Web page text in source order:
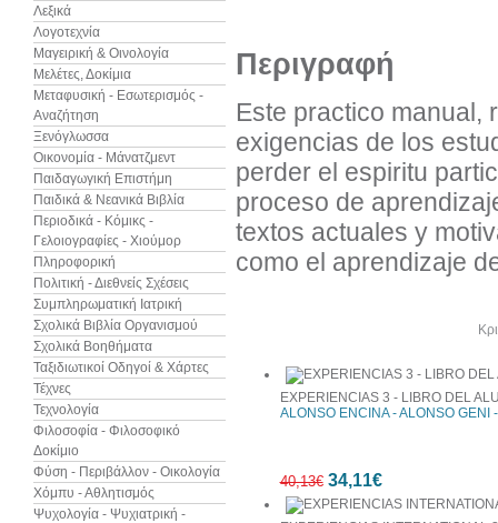
Λεξικά
Λογοτεχνία
Μαγειρική & Οινολογία
Μελέτες, Δοκίμια
Μεταφυσική - Εσωτερισμός -
Αναζήτηση
Ξενόγλωσσα
Οικονομία - Μάνατζμεντ
Παιδαγωγική Επιστήμη
Παιδικά & Νεανικά Βιβλία
Περιοδικά - Κόμικς -
Γελοιογραφίες - Χιούμορ
Πληροφορική
Πολιτική - Διεθνείς Σχέσεις
Συμπληρωματική Ιατρική
Σχολικά Βιβλία Οργανισμού
Σχολικά Βοηθήματα
Ταξιδιωτικοί Οδηγοί & Χάρτες
Τέχνες
Τεχνολογία
Φιλοσοφία - Φιλοσοφικό
Δοκίμιο
Φύση - Περιβάλλον - Οικολογία
Χόμπυ - Αθλητισμός
Ψυχολογία - Ψυχιατρική -
Περιγραφή
Este practico manual,
exigencias de los
perder el espiritu
proceso de
textos actuales y
como el aprendizaje
EXPERIENCIAS 3 - LIBRO DEL
ALONSO ENCINA - ALONSO GENI
40,13€ 34,11€